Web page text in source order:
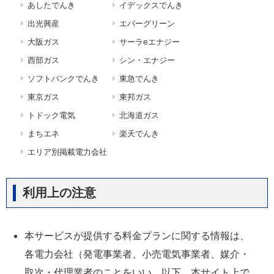
あしたでんき
イデックスでんき
出光興産
エバーグリーン
大阪ガス
サーラeエナジー
西部ガス
シン・エナジー
ソフトバンクでんき
東急でんき
東京ガス
東邦ガス
トドック電気
北海道ガス
まちエネ
楽天でんき
エリア別掲載電力会社
利用上の注意
本サービスが提供する料金プランに関する情報は、
各電力会社（発電事業者、小売電気事業者、媒介・